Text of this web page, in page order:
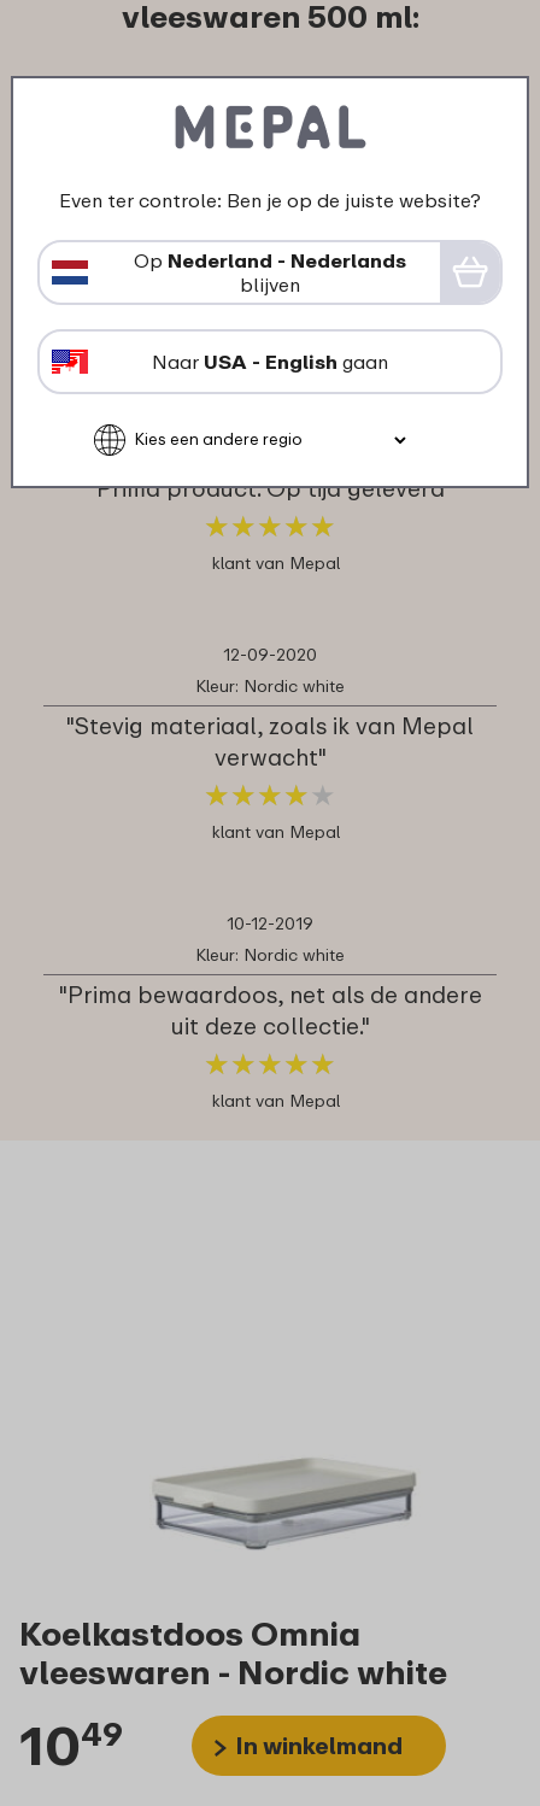
vleeswaren 500 ml:
13-10-2023
Kleur: Nordic white
stapelbaar en eindelijk stickers die
makkelijk te verwijderen zijn!"
★★★
★★★
klant van Mepal
Kleur: Zwart
"Prima product. Op tijd geleverd"
★★★★★
★★★★★
klant van Mepal
12-09-2020
Kleur: Nordic white
"Stevig materiaal, zoals ik van Mepal
verwacht"
★★★★ ★
★★★★ ★
klant van Mepal
10-12-2019
Kleur: Nordic white
"Prima bewaardoos, net als de andere
uit deze collectie."
★★★★★
★★★★★
klant van Mepal
Koelkastdoos Omnia
vleeswaren - Nordic white
1049 In winkelmand
Even ter controle: Ben je op de juiste website?
Op Nederland - Nederlands
blijven
Naar USA - English gaan